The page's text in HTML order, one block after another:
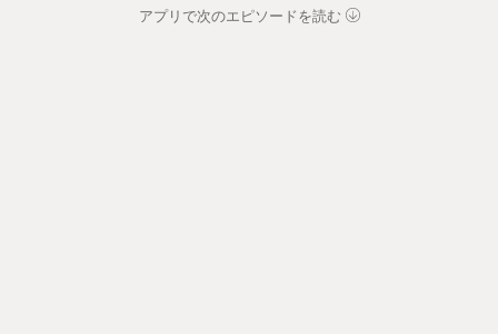
アプリで次のエピソードを読む